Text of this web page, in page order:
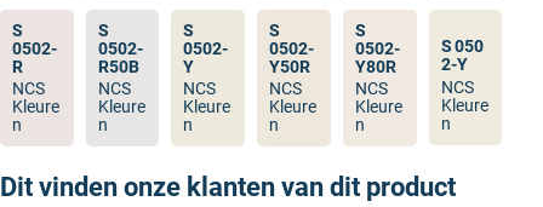
Y50R: De tint, hier een menging van 50% geel (Y)
en 50% rood (R). Dit betekent dat de kleur een
oranjeachtig tint heeft.
Naast dit gaat NCS nog veel verder en zet het kleuren
in driedimensionale “kleurruimte” en gebruikt het een
NCS-kleurencirkel en -driehoek. Dit is vrij ingewikkeld
S
0502-
R
NCS
Kleure
n
S
0502-
R50B
NCS
Kleure
n
S
0502-
Y
NCS
Kleure
n
S
0502-
Y50R
NCS
Kleure
n
S
0502-
Y80R
NCS
Kleure
n
S 050
2‑Y
NCS
Kleure
n
Dit vinden onze klanten van dit product